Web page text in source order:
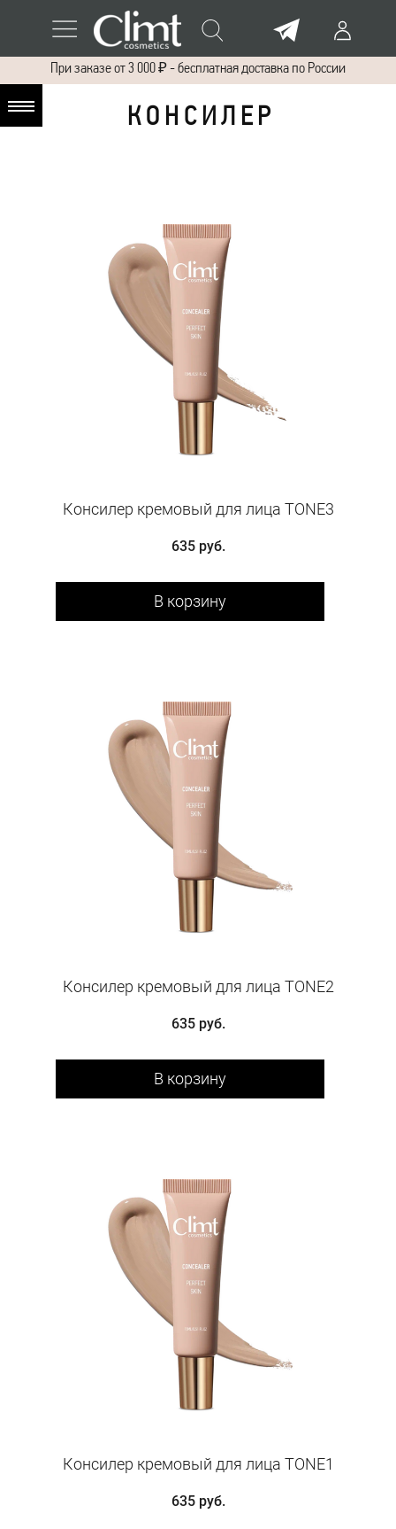
При заказе от 3 000 ₽ - бесплатная доставка по России
К О Н С И Л Е Р
Консилер кремовый для лица TONE3
635 руб.
В корзину
Консилер кремовый для лица TONE2
635 руб.
В корзину
Консилер кремовый для лица TONE1
635 руб.